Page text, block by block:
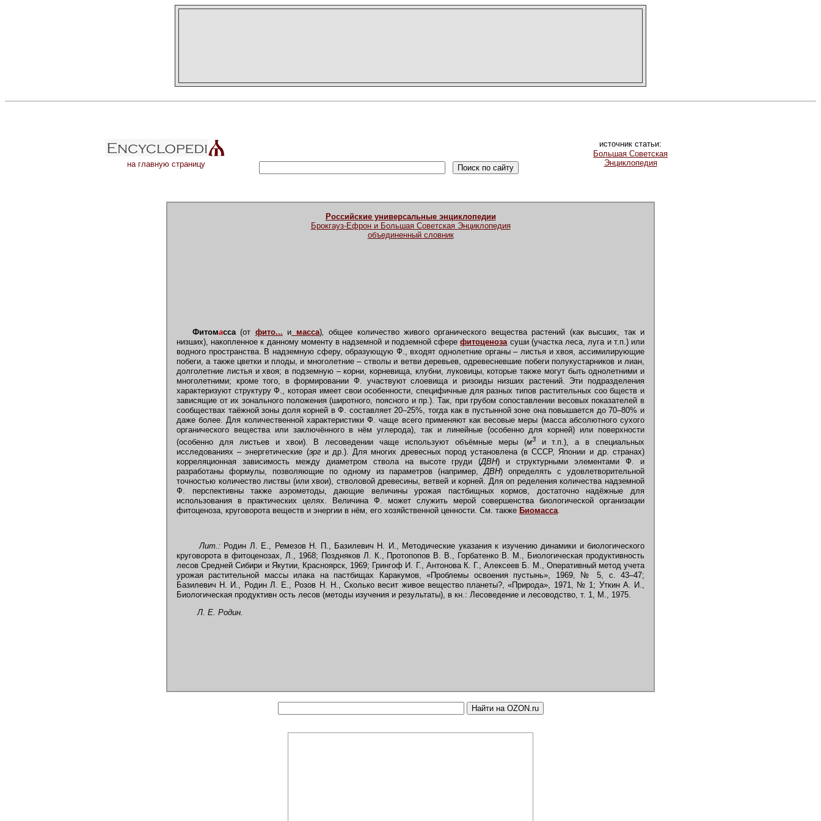
на главную страницу
источник статьи:
Большая Советская
Энциклопедия
Российские универсальные энциклопедии
Брокгауз-Ефрон и Большая Советская Энциклопедия
объединенный словник
Фитомасса(от фито... и масса),общее количество живого органического вещества растений (как высших, так и
низших), накопленное к данному моменту в надземной и подземной сферефитоценозасуши (участка леса, луга и т.п.) или
водного пространства. В надземную сферу, образующую Ф., входят однолетние органы – листья и хвоя, ассимилирующие
побеги, а также цветки и плоды, и многолетние – стволы и ветви деревьев, одревесневшие побеги полукустарников и лиан,
долголетние листья и хвоя; в подземную – корни, корневища, клубни, луковицы, которые также могут быть однолетними и
многолетними; кроме того, в формировании Ф. участвуют слоевища и ризоиды низших растений. Эти подразделения
характеризуют структуру Ф., которая имеет свои особенности, специфичные для разных типов растительных соо бществ и
зависящие от их зонального положения (широтного, поясного и пр.). Так, при грубом сопоставлении весовых показателей в
сообществах таёжной зоны доля корней в Ф. составляет 20–25%, тогда как в пустынной зоне она повышается до 70–80% и
даже более. Для количественной характеристики Ф. чаще всего применяют как весовые меры (масса абсолютного сухого
органического вещества или заключённого в нём углерода), так и линейные (особенно для корней) или поверхности
(особенно для листьев и хвои). В лесоведении чаще используют объёмные меры (м3и т.п.), а в специальных
исследованиях – энергетические (эрги др.). Для многих древесных пород установлена (в СССР, Японии и др. странах)
корреляционная зависимость между диаметром ствола на высоте груди (ДВН) и структурными элементами Ф. и
разработаны формулы, позволяющие по одному из параметров (например,ДВН) определять с удовлетворительной
точностью количество листвы (или хвои), стволовой древесины, ветвей и корней. Для оп ределения количества надземной
Ф. перспективны также аэрометоды, дающие величины урожая пастбищных кормов, достаточно надёжные для
использования в практических целях. Величина Ф. может служить мерой совершенства биологической организации
фитоценоза, круговорота веществ и энергии в нём, его хозяйственной ценности. См. также Биомасса.
Лит.: Родин Л. Е., Ремезов Н. П., Базилевич Н. И., Методические указания к изучению динамики и биологического
круговорота в фитоценозах, Л., 1968; Поздняков Л. К., Протопопов В. В., Горбатенко В. М., Биологическая продуктивность
лесов Средней Сибири и Якутии, Красноярск, 1969; Грингоф И. Г., Антонова К. Г., Алексеев Б. М., Оперативный метод учета
урожая растительной массы илака на пастбищах Каракумов, «Проблемы освоения пустынь», 1969, № 5, с. 43–47;
Базилевич Н. И., Родин Л. Е., Розов Н. Н., Сколько весит живое вещество планеты?, «Природа», 1971, № 1; Уткин А. И.,
Биологическая продуктивн ость лесов (методы изучения и результаты), в кн.: Лесоведение и лесоводство, т. 1, М., 1975.
Л. Е. Родин.